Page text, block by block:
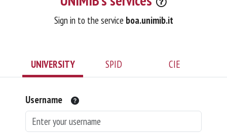
Sign in to the service boa.unimib.it
UNIVERSITY SPID CIE
Username